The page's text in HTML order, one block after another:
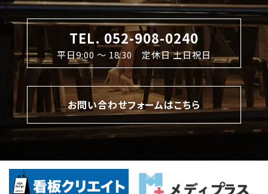
TEL. 052-908-0240
平日9:00 〜 18:30 定休日 土日祝日
お問い合わせフォームはこちら